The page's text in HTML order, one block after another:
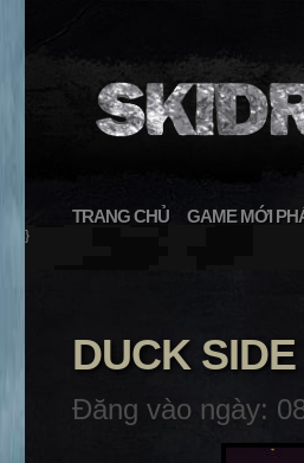
TRANG CHỦ GAME MỚI
}
DUCK
Đăng vào ngày: